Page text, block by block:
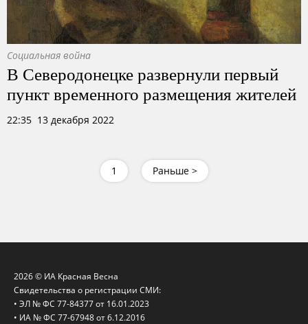
Социальная война
В Северодонецке развернули первый
пункт временного размещения жителей
22:35 13 декабря 2022
1 Раньше >
2026 © ИА Красная Весна
Свидетельства о регистрации СМИ:
• ЭЛ № ФС 77-84377 от 16.01.2023
• ИА № ФС 77-67948 от 6.12.2016